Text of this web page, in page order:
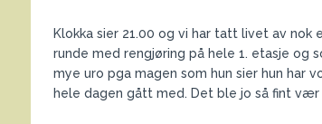
Klokka sier 21.00 og vi har tatt livet av
runde med rengjøring på hele 1. etasje
mye uro pga magen som hun sier hun har
hele dagen gått med. Det ble jo så fint